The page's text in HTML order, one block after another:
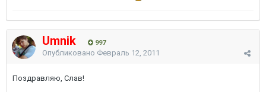
Umnik 997
Опубликовано Февраль 12, 2011
Поздравляю, Слав!